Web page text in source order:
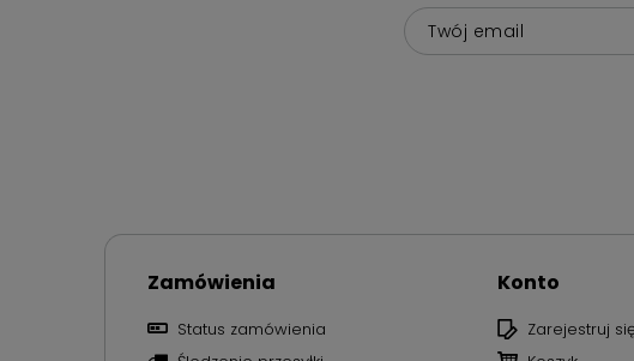
Twój email
Zamówienia
Status zamówienia
Konto
Zarejestruj